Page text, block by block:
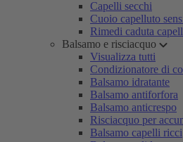
Capelli secchi
Cuoio capelluto
Rimedi caduta
Balsamo e risciacquo
Visualizza tutti
Condizionatore di
Balsamo idratante
Balsamo antiforfora
Balsamo anticrespo
Risciacquo per
Balsamo capelli ricci